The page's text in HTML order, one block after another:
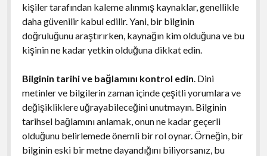
kişiler tarafından kaleme alınmış kaynaklar, genellikle
daha güvenilir kabul edilir. Yani, bir bilginin
doğruluğunu araştırırken, kaynağın kim olduğuna ve bu
kişinin ne kadar yetkin olduğuna dikkat edin.
Bilginin tarihi ve bağlamını kontrol edin. Dini
metinler ve bilgilerin zaman içinde çeşitli yorumlara ve
değişikliklere uğrayabileceğini unutmayın. Bilginin
tarihsel bağlamını anlamak, onun ne kadar geçerli
olduğunu belirlemede önemli bir rol oynar. Örneğin, bir
bilginin eski bir metne dayandığını biliyorsanız, bu